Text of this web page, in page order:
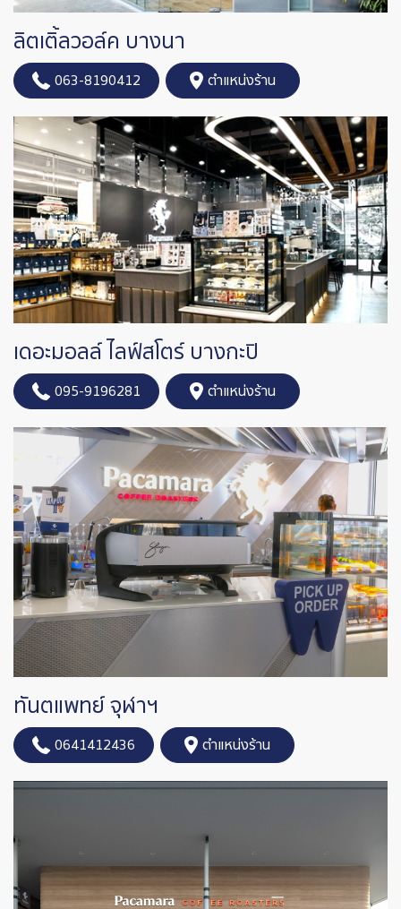
ลิตเติ้ลวอล์ค บางนา
063-8190412 ตำแหน่งร้าน
เดอะมอลล์ ไลฟ์สโตร์ บางกะปิ
095-9196281 ตำแหน่งร้าน
ทันตแพทย์ จุฬาฯ
0641412436 ตำแหน่งร้าน